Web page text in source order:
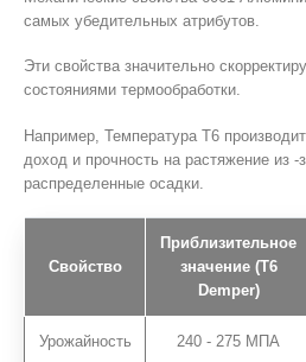
самых убедительных атрибутов.
Эти свойства значительно
состояниями термообработки.
Например, Температура T6
доход и прочность на растяжение из
распределенные осадки.
Свойство
Приблизительное
значение (T6
Demper)
Урожайность 240 - 275 МПА